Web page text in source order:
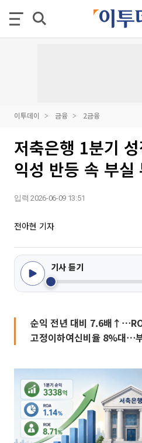
이투데이 금융 2금융
저축은행 1분기
익성 반등 속 부실
입력 2026-06-09 13:51
전아현 기자
기사 듣기
순익 전년 대비 7.6배
고정이하여신비율 8%대⋯